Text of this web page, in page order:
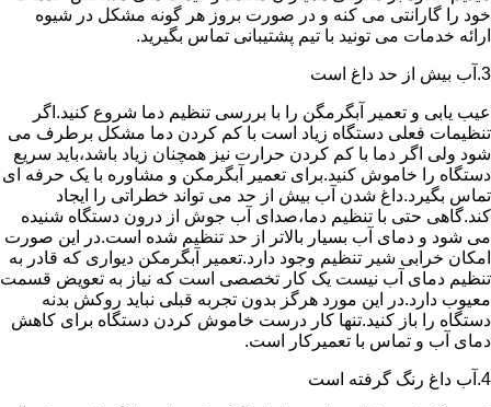
خود را گارانتی می کنه و در صورت بروز هر گونه مشکل در شیوه
ارائه خدمات می تونید با تیم پشتیبانی تماس بگیرید.
3.آب بیش از حد داغ است
عیب یابی و تعمیر آبگرمگن را با بررسی تنظیم دما شروع کنید.اگر
تنظیمات فعلی دستگاه زیاد است با کم کردن دما مشکل برطرف می
شود ولی اگر دما با کم کردن حرارت نیز همچنان زیاد باشد،باید سریع
دستگاه را خاموش کنید.برای تعمیر آبگرمکن و مشاوره با یک حرفه ای
تماس بگیرد.داغ شدن آب بیش از حد می تواند خطراتی را ایجاد
کند.گاهی حتی با تنظیم دما،صدای آب جوش از درون دستگاه شنیده
می شود و دمای آب بسیار بالاتر از حد تنظیم شده است.در این صورت
امکان خرابی شیر تنظیم وجود دارد.تعمیر آبگرمکن دیواری که قادر به
تنظیم دمای آب نیست یک کار تخصصی است که نیاز به تعویض قسمت
معیوب دارد.در این مورد هرگز بدون تجربه قبلی نباید روکش بدنه
دستگاه را باز کنید.تنها کار درست خاموش کردن دستگاه برای کاهش
دمای آب و تماس با تعمیرکار است.
4.آب داغ رنگ گرفته است